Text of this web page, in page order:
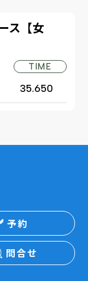
ス【女
TIME
35.650
予約
問合せ